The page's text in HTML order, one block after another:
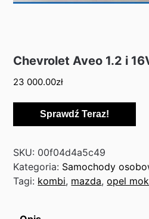
Chevrolet Aveo 1.2 i
23 000.00zł
Sprawdź Teraz!
SKU: 00f04d4a5c49
Kategoria: Samochody
Tagi: kombi, mazda,opel